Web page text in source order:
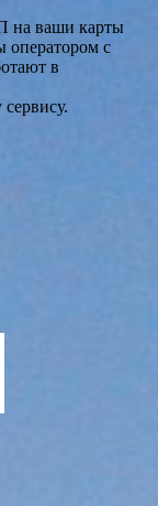
на ваши карты
оператором с
в